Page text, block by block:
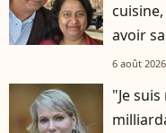
avoir
6 août 2026
"Je